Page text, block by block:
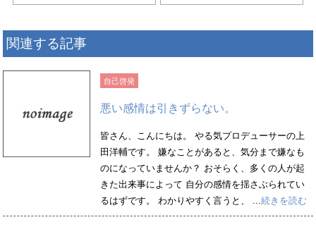
関連する記事
自己啓発
悪い感情は引きずらない。
皆さん、こんにちは。 やる気プロデューサーの上
田洋輔です。 嫌なことがあると、気分まで嫌なも
のになっていませんか？ おそらく、多くの人が起
きた出来事によって 自分の感情を揺さぶられてい
るはずです。 わかりやすく言うと、 ... 続きを読む